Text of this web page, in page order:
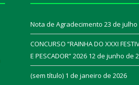
Nota de Agradecimento 23 de julho
CONCURSO “RAINHA DO XXXI
E PESCADOR” 2026 12 de junho de
(sem título) 1 de janeiro de 2026